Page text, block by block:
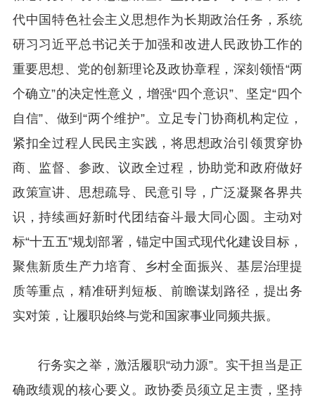
代中国特色社会主义思想作为长期政治任务，系统
研习习近平总书记关于加强和改进人民政协工作的
重要思想、党的创新理论及政协章程，深刻领悟“两
个确立”的决定性意义，增强“四个意识”、坚定“四个
自信”、做到“两个维护”。立足专门协商机构定位，
紧扣全过程人民民主实践，将思想政治引领贯穿协
商、监督、参政、议政全过程，协助党和政府做好
政策宣讲、思想疏导、民意引导，广泛凝聚各界共
识，持续画好新时代团结奋斗最大同心圆。主动对
标“十五五”规划部署，锚定中国式现代化建设目标，
聚焦新质生产力培育、乡村全面振兴、基层治理提
质等重点，精准研判短板、前瞻谋划路径，提出务
实对策，让履职始终与党和国家事业同频共振。
行务实之举，激活履职“动力源”。实干担当是正
确政绩观的核心要义。政协委员须立足主责，坚持